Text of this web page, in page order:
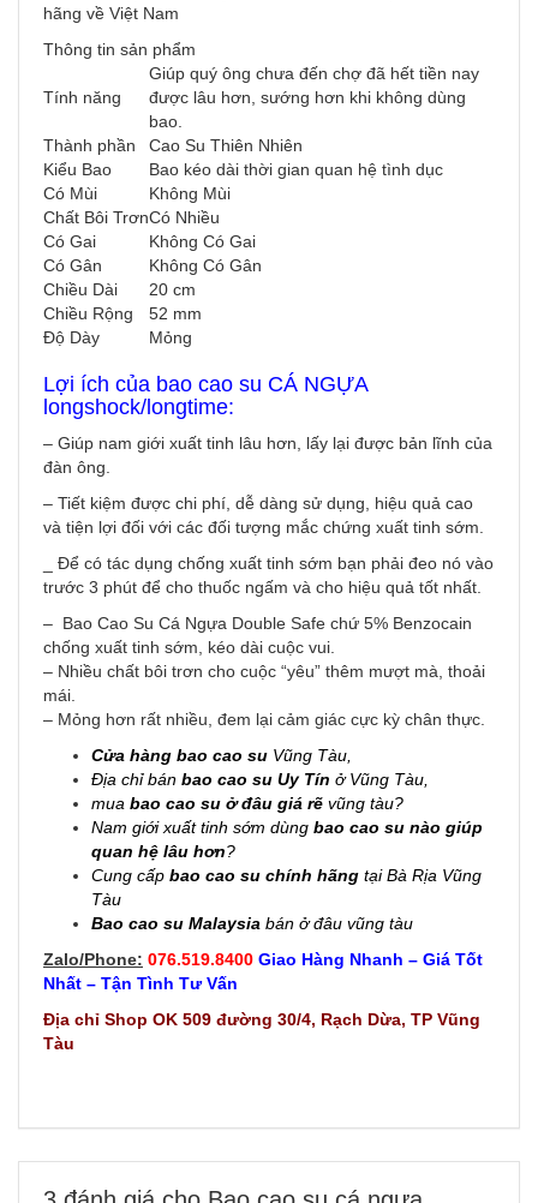
hãng về Việt Nam
Thông tin sản phẩm
Tính năng
Giúp quý ông chưa đến chợ đã hết tiền nay
được lâu hơn, sướng hơn khi không dùng
bao.
Thành phần
Cao Su Thiên Nhiên
Kiểu Bao
Bao kéo dài thời gian quan hệ tình dục
Có Mùi
Không Mùi
Chất Bôi TrơnCó Nhiều
Có Gai
Không Có Gai
Có Gân
Không Có Gân
Chiều Dài
20 cm
Chiều Rộng
52 mm
Độ Dày
Mỏng
Lợi ích của bao cao su CÁ NGỰA
longshock/longtime:
– Giúp nam giới xuất tinh lâu hơn, lấy lại được bản lĩnh của
đàn ông.
– Tiết kiệm được chi phí, dễ dàng sử dụng, hiệu quả cao
và tiện lợi đối với các đối tượng mắc chứng xuất tinh sớm.
_ Để có tác dụng chống xuất tinh sớm bạn phải đeo nó vào
trước 3 phút để cho thuốc ngấm và cho hiệu quả tốt nhất.
– Bao Cao Su Cá Ngựa Double Safe chứ 5% Benzocain
chống xuất tinh sớm, kéo dài cuộc vui.
– Nhiều chất bôi trơn cho cuộc “yêu” thêm mượt mà, thoải
mái.
– Mỏng hơn rất nhiều, đem lại cảm giác cực kỳ chân thực.
Cửa hàng bao cao su Vũng Tàu,
Địa chỉ bán bao cao su Uy Tín ở Vũng Tàu,
mua bao cao su ở đâu giá rẽ vũng tàu?
Nam giới xuất tinh sớm dùng bao cao su nào giúp
quan hệ lâu hơn?
Cung cấp bao cao su chính hãng tại Bà Rịa Vũng
Tàu
Bao cao su Malaysia bán ở đâu vũng tàu
Zalo/Phone: 076.519.8400 Giao Hàng Nhanh – Giá Tốt
Nhất – Tận Tình Tư Vấn
Địa chỉ Shop OK 509 đường 30/4, Rạch Dừa, TP Vũng
Tàu